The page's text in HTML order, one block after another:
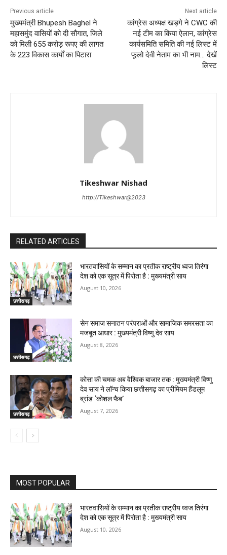
Previous article
मुख्यमंत्री Bhupesh Baghel ने
महासमुंद वासियों को दी सौगात, जिले
को मिली 655 करोड़ रूपए की लागत
के 223 विकास कार्यों का पिटारा
Next article
कांग्रेस अध्यक्ष खड़गे ने CWC की
नई टीम का किया ऐलान, कांग्रेस
कार्यसमिति समिति की नई लिस्ट में
फूलो देवी नेताम का भी नाम… देखें
लिस्ट
Tikeshwar Nishad
http://Tikeshwar@2023
RELATED ARTICLES
छत्तीसगढ़
भारतवासियों के सम्मान का प्रतीक राष्ट्रीय ध्वज तिरंगा
देश को एक सूत्र में पिरोता है : मुख्यमंत्री साय
August 10, 2026
छत्तीसगढ़
सेन समाज सनातन परंपराओं और सामाजिक समरसता का
मजबूत आधार : मुख्यमंत्री विष्णु देव साय
August 8, 2026
छत्तीसगढ़
कोसा की चमक अब वैश्विक बाजार तक : मुख्यमंत्री विष्णु
देव साय ने लॉन्च किया छत्तीसगढ़ का प्रीमियम हैंडलूम
ब्रांड ‘कोशल फैब’
August 7, 2026
MOST POPULAR
भारतवासियों के सम्मान का प्रतीक राष्ट्रीय ध्वज तिरंगा
देश को एक सूत्र में पिरोता है : मुख्यमंत्री साय
August 10, 2026